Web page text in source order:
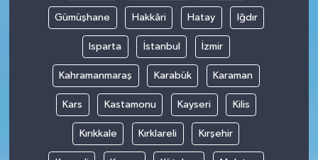
Gümüşhane Hakkâri Hatay Iğdır
Isparta İstanbul İzmir
Kahramanmaraş Karabük Karaman
Kars Kastamonu Kayseri Kilis
Kırıkkale Kırklareli Kırşehir